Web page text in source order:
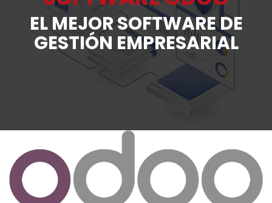
EL MEJOR SOFTWARE DE
GESTIÓN EMPRESARIAL